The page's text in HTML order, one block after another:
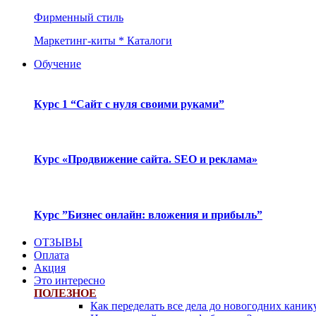
Фирменный стиль
Маркетинг-киты * Каталоги
Обучение
Курс 1 “Сайт с нуля своими руками”
Курс «Продвижение сайта. SEO и реклама»
Курс ”Бизнес онлайн: вложения и прибыль”
ОТЗЫВЫ
Оплата
Акция
Это интересно
ПОЛЕЗНОЕ
Как переделать все дела до новогодних